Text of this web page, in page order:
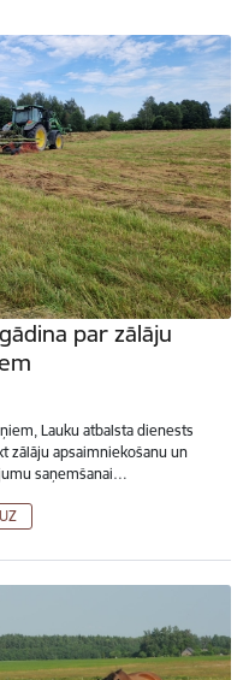
par zālāju
Lauku atbalsta dienests
zālāju apsaimniekošanu un
saņemšanai…